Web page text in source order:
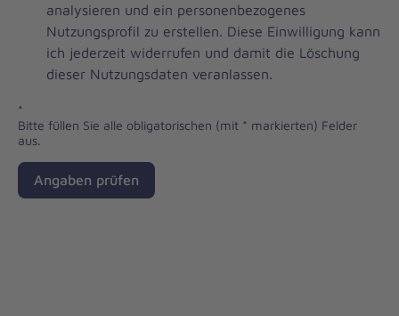
analysieren und ein personenbezogenes
Nutzungsprofil zu erstellen. Diese Einwilligung kann
ich jederzeit widerrufen und damit die Löschung
dieser Nutzungsdaten veranlassen.
*
Bitte füllen Sie alle obligatorischen (mit * markierten) Felder
aus.
Angaben prüfen